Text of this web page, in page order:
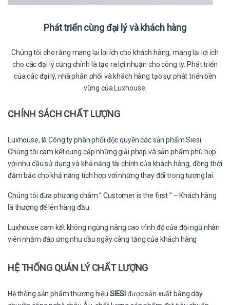
Phát triển cùng đại lý và khách hàng
Chúng tôi cho rằng mang lại lợi ích cho khách hàng, mang lại lợi ích
cho các đại lý cũng chính là tạo ra lợi nhuận cho công ty. Phát triển
của các đại lý, nhà phân phối và khách hàng tạo sự phát triển bền
vững của Luxhouse.
CHÍNH SÁCH CHẤT LƯỢNG
Luxhouse, là Công ty phân phối độc quyền các sản phẩm Siesi.
Chúng tôi cam kết cung cấp những giải pháp và sản phẩm phù hợp
với nhu cầu sử dụng và khả năng tài chính của khách hàng, đồng thời
đảm bảo cho khả năng tích hợp với những thay đổi trong t­ương lai.
Chúng tôi đưa phương châm ” Customer is the first ” – Khách hàng
là thượng đế lên hàng đầu.
Luxhouse cam kết không ngừng nâng cao trình độ của đội ngũ nhân
viên nhằm đáp ứng nhu cầu ngày càng tăng của khách hàng
HỆ THỐNG QUẢN LÝ CHẤT LƯỢNG
Hệ thống sản phẩm thương hiệu SIESI được sản xuất bằng dây